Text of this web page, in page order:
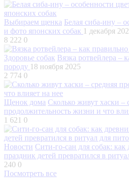
Выбираем щенка Белая сиба-ину –
и фото японских собак 1 декабря
8 222 0
Здоровье собак Вязка ротвейлера –
породу 18 ноября 2025
2 774 0
Щенок дома Сколько живут хаски –
продолжительность жизни и что
1 621 0
Новости Сити-го-сан для собак:
праздник детей превратился в
240 0
Посмотреть все